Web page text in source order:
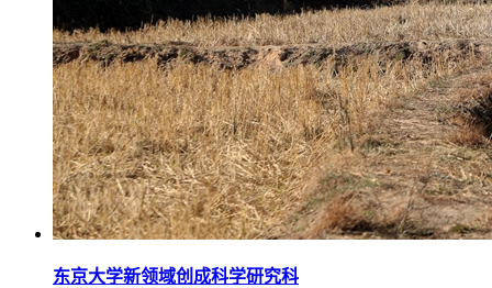
东京大学新领域创成科学研究科